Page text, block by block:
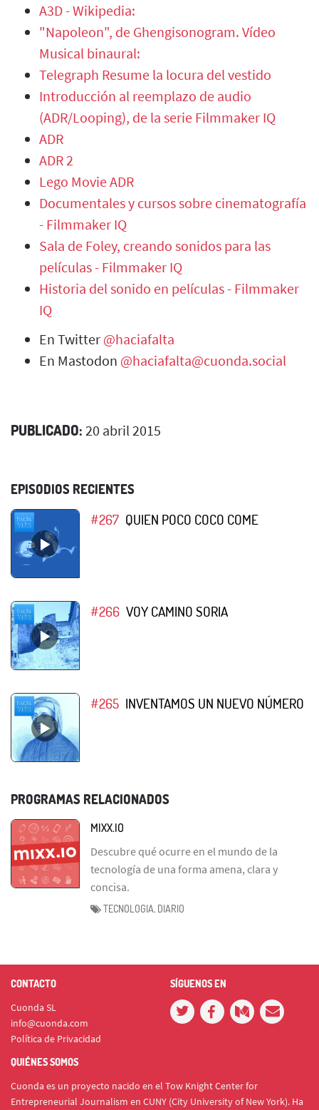
A3D - Wikipedia:
"Napoleon", de Ghengisonogram. Vídeo
Musical binaural:
Telegraph Resume la locura del vestido
Introducción al reemplazo de audio
(ADR/Looping), de la serie Filmmaker IQ
ADR
ADR 2
Lego Movie ADR
Documentales y cursos sobre cinematografía
- Filmmaker IQ
Sala de Foley, creando sonidos para las
películas - Filmmaker IQ
Historia del sonido en películas - Filmmaker
IQ
En Twitter @haciafalta
En Mastodon @haciafalta@cuonda.social
PUBLICADO: 20 abril 2015
EPISODIOS RECIENTES
#267 QUIEN POCO COCO COME
#266 VOY CAMINO SORIA
#265 INVENTAMOS UN NUEVO NÚMERO
PROGRAMAS RELACIONADOS
MIXX.IO
Descubre qué ocurre en el mundo de la
tecnología de una forma amena, clara y
concisa.
TECNOLOGIA, DIARIO
CONTACTO
Cuonda SL
info@cuonda.com
Política de Privacidad
SÍGUENOS EN
QUIÉNES SOMOS
Cuonda es un proyecto nacido en el Tow Knight Center for
Entrepreneurial Journalism en CUNY (City University of New York). Ha